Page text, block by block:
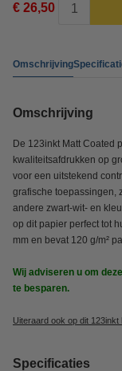
€ 26,50
Omschrijving
Omschrijving
De 123inkt Matt Coated
kwaliteitsafdrukken op
voor een uitstekend
grafische toepassingen,
andere zwart-wit- en
op dit papier perfect tot
mm en bevat 120 g/m²
Wij adviseren u om
te besparen.
Uiteraard ook op dit
Specificaties